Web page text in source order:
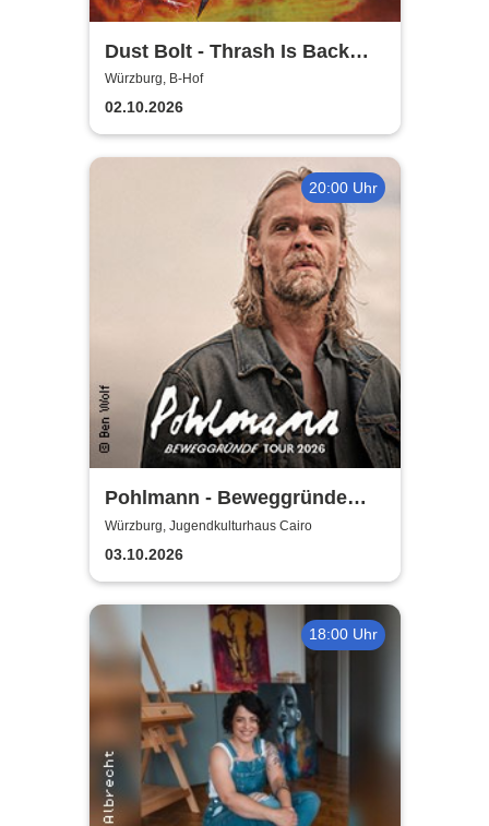
Dust Bolt - Thrash Is Back
Tour 2026
Würzburg, B-Hof
02.10.2026
20:00 Uhr
Pohlmann - Beweggründe
Tour 2026
Würzburg, Jugendkulturhaus Cairo
03.10.2026
18:00 Uhr